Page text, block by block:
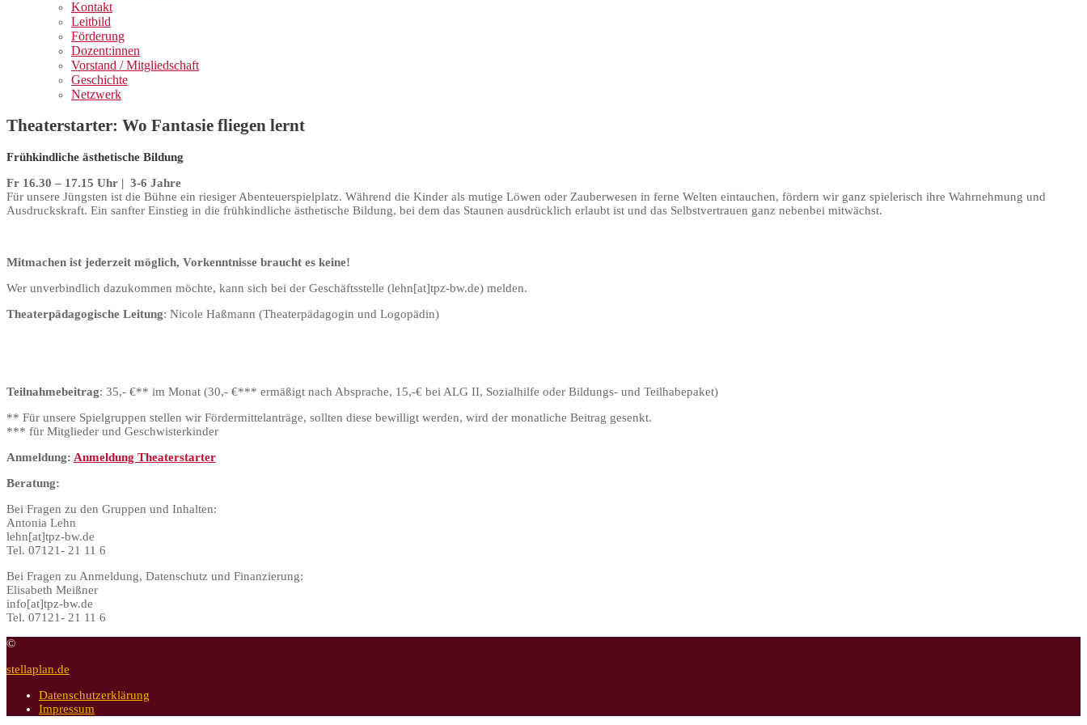
Kontakt
Leitbild
Förderung
Dozent:innen
Vorstand / Mitgliedschaft
Geschichte
Netzwerk
Theaterstarter: Wo Fantasie fliegen lernt
Frühkindliche ästhetische Bildung
Fr 16.30 – 17.15 Uhr | 3-6 Jahre
Für unsere Jüngsten ist die Bühne ein riesiger Abenteuerspielplatz. Während die Kinder als mutige Löwen oder Zauberwesen in ferne Welten eintauchen, fördern wir ganz spielerisch ihre Wahrnehmung und
Ausdruckskraft. Ein sanfter Einstieg in die frühkindliche ästhetische Bildung, bei dem das Staunen ausdrücklich erlaubt ist und das Selbstvertrauen ganz nebenbei mitwächst.
Mitmachen ist jederzeit möglich, Vorkenntnisse braucht es keine!
Wer unverbindlich dazukommen möchte, kann sich bei der Geschäftsstelle (lehn[at]tpz-bw.de) melden.
Theaterpädagogische Leitung: Nicole Haßmann (Theaterpädagogin und Logopädin)
Teilnahmebeitrag: 35,- €** im Monat (30,- €*** ermäßigt nach Absprache, 15,-€ bei ALG II, Sozialhilfe oder Bildungs- und Teilhabepaket)
** Für unsere Spielgruppen stellen wir Fördermittelanträge, sollten diese bewilligt werden, wird der monatliche Beitrag gesenkt.
*** für Mitglieder und Geschwisterkinder
Anmeldung: Anmeldung Theaterstarter
Beratung:
Bei Fragen zu den Gruppen und Inhalten:
Antonia Lehn
lehn[at]tpz-bw.de
Tel. 07121- 21 11 6
Bei Fragen zu Anmeldung, Datenschutz und Finanzierung:
Elisabeth Meißner
info[at]tpz-bw.de
Tel. 07121- 21 11 6
©
stellaplan.de
Datenschutzerklärung
Impressum